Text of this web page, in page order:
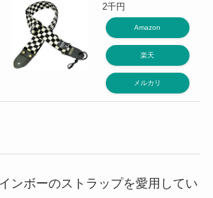
2千円
Amazon
楽天
メルカリ
ンボーのストラップを愛用してい